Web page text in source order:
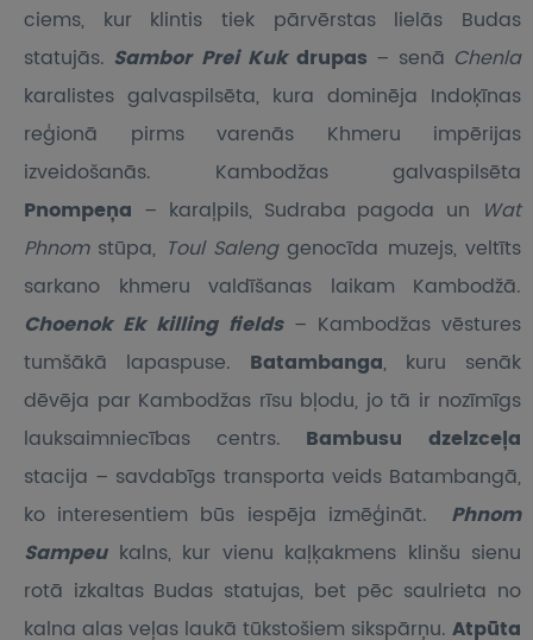
ciems, kur klintis tiek pārvērstas lielās Budas
statujās. Sambor Prei Kuk drupas – senā Chenla
karalistes galvaspilsēta, kura dominēja Indoķīnas
reģionā pirms varenās Khmeru impērijas
izveidošanās. Kambodžas galvaspilsēta
Pnompeņa – karaļpils, Sudraba pagoda un Wat
Phnomstūpa, Toul Salenggenocīda muzejs, veltīts
sarkano khmeru valdīšanas laikam Kambodžā.
Choenok Ek killing fields– Kambodžas vēstures
tumšākā lapaspuse. Batambanga, kuru senāk
dēvēja par Kambodžas rīsu bļodu, jo tā ir nozīmīgs
lauksaimniecības centrs. Bambusu dzelzceļa
stacija – savdabīgs transporta veids Batambangā,
ko interesentiem būs iespēja izmēģināt.
Phnom
Sampeu kalns, kur vienu kaļķakmens klinšu sienu
rotā izkaltas Budas statujas, bet pēc saulrieta no
kalna alas veļas laukā tūkstošiem sikspārņu. Atpūta